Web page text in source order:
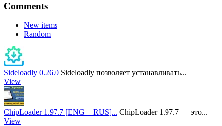
Comments
New items
Random
Sideloadly 0.26.0 Sideloadly позволяет устанавливать...
View
ChipLoader 1.97.7 [ENG + RUS]... ChipLoader 1.97.7 — это...
View